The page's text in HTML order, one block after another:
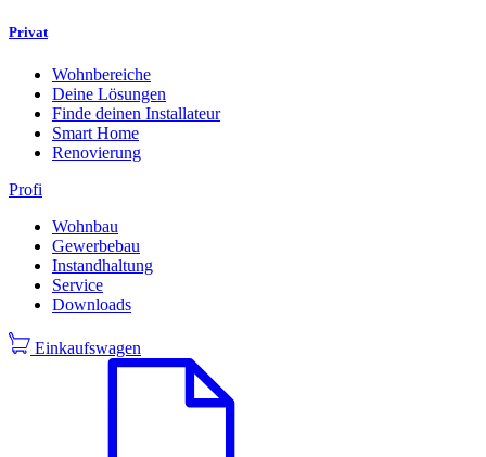
Privat
Wohnbereiche
Deine Lösungen
Finde deinen Installateur
Smart Home
Renovierung
Profi
Wohnbau
Gewerbebau
Instandhaltung
Service
Downloads
Einkaufswagen